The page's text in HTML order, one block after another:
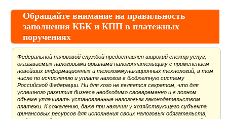
Обращайте внимание на правильность
заполнения КБК и КПП в платежных
поручениях
Федеральной налоговой службой предоставлен широкий спектр услуг,
оказываемых налоговыми органами налогоплательщику с применением
новейших информационных и телекоммуникационных технологий, в том
числе по исчислению и уплате налогов в бюджетную систему
Российской Федерации. Ни для кого не является секретом, что для
успешного развития бизнеса необходимо своевременно и в полном
объеме уплачивать установленные налоговым законодательством
платежи. К сожалению, даже при наличии у хозяйствующего субъекта
финансовых ресурсов для исполнения своих налоговых обязательств,